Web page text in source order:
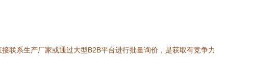
联系生产厂家或通过大型B2B平台进行批量询价，是获取有竞争力